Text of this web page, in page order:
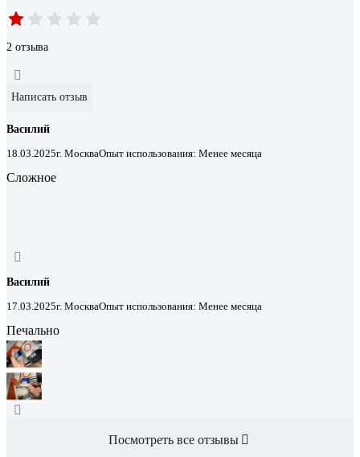
2 отзыва
Написать отзыв
Василий
18.03.2025г. МоскваОпыт использования: Менее месяца
Сложное
Василий
17.03.2025г. МоскваОпыт использования: Менее месяца
Печально
Посмотреть все отзывы